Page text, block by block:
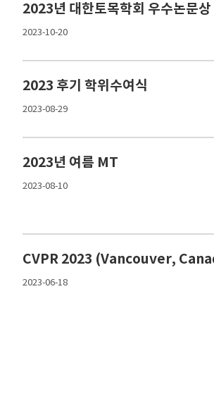
2023년 대한토목학회 우수논문상
2023-10-20
2023 후기 학위수여식
2023-08-29
2023년 여름 MT
2023-08-10
CVPR 2023 (Vancouver,
2023-06-18